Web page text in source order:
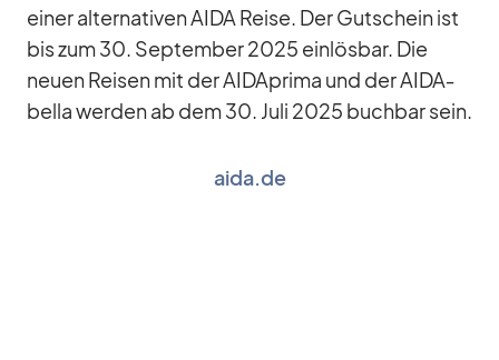
ei­ner al­ter­na­ti­ven AIDA Reise. Der Gut­schein ist
bis zum 30. Sep­tem­ber 2025 ein­lös­bar. Die
neuen Rei­sen mit der AID­A­prima und der AI­DA­
bella wer­den ab dem 30. Juli 2025 buch­bar sein.
aida.de